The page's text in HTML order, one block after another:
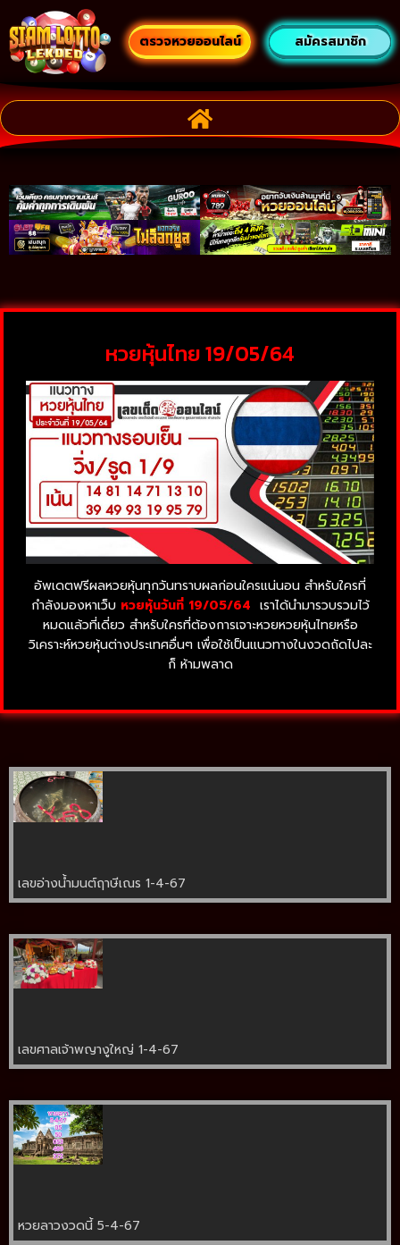
ตรวจหวยออนไลน์ สมัครสมาชิก
หวยหุ้นไทย 19/05/64
อัพเดตฟรีผลหวยหุ้นทุกวันทราบผลก่อนใครแน่นอน สำหรับใครที่
กำลังมองหาเว็บ หวยหุ้นวันที่ 19/05/64 เราได้นำมารวบรวมไว้
หมดแล้วที่เดี่ยว สำหรับใครที่ต้องการเจาะหวยหวยหุ้นไทยหรือ
วิเคราะห์หวยหุ้นต่างประเทศอื่นๆ เพื่อใช้เป็นแนวทางในงวดถัดไปละ
ก็ ห้ามพลาด
เลขอ่างน้ำมนต์ฤาษีเณร 1-4-67
เลขศาลเจ้าพญางูใหญ่ 1-4-67
หวยลาวงวดนี้ 5-4-67